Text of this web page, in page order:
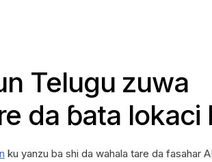
Telugu zuwa
da ɓata lokaci
ku yanzu ba shi da wahala tare da fasahar